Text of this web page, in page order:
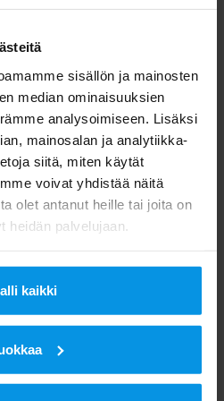
sisällön ja mainosten
median ominaisuuksien
analysoimiseen. Lisäksi
mainosalan ja analytiikka-
siitä, miten käytät
voivat yhdistää näitä
olet antanut heille tai joita on
heidän palvelujaan.
kaikki
kotimaisen draaman,
C Moren maksu-tv-
myös vuosittain
yhteiskunnallisen
SuomiAreenan
kanssa. MTV
– yhtä
tv-yhtiötä, joka
infrastruktuurin ja